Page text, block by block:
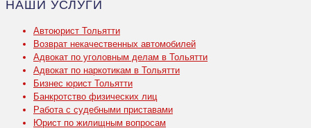
НАШИ УСЛУГИ
Автоюрист Тольятти
Возврат некачественных автомобилей
Адвокат по уголовным делам в Тольятти
Адвокат по наркотикам в Тольятти
Бизнес юрист Тольятти
Банкротство физических лиц
Работа с судебными приставами
Юрист по жилищным вопросам